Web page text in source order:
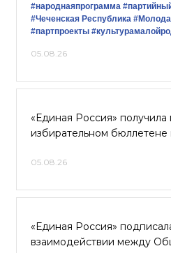
#народнаяпрограмма
#Чеченская Республика
#партпроекты
05.08.26
«Единая Россия»
избирательном бюллетене
05.08.26
«Единая Россия»
взаимодействии между